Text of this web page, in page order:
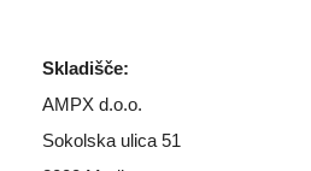
Skladišče:
AMPX d.o.o.
Sokolska ulica 51